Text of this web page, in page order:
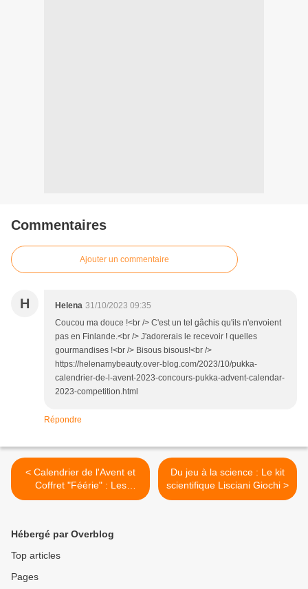
Commentaires
Ajouter un commentaire
H Helena 31/10/2023 09:35
Coucou ma douce !<br /> C'est un tel gâchis qu'ils n'envoient
pas en Finlande.<br /> J'adorerais le recevoir ! quelles
gourmandises !<br /> Bisous bisous!<br />
https://helenamybeauty.over-blog.com/2023/10/pukka-
calendrier-de-l-avent-2023-concours-pukka-advent-calendar-
2023-competition.html
Répondre
< Calendrier de l'Avent et
Coffret "Féérie" : Les
Délices de BienManger.com
Du jeu à la science : Le kit
scientifique Lisciani Giochi >
Hébergé par Overblog
Top articles
Pages